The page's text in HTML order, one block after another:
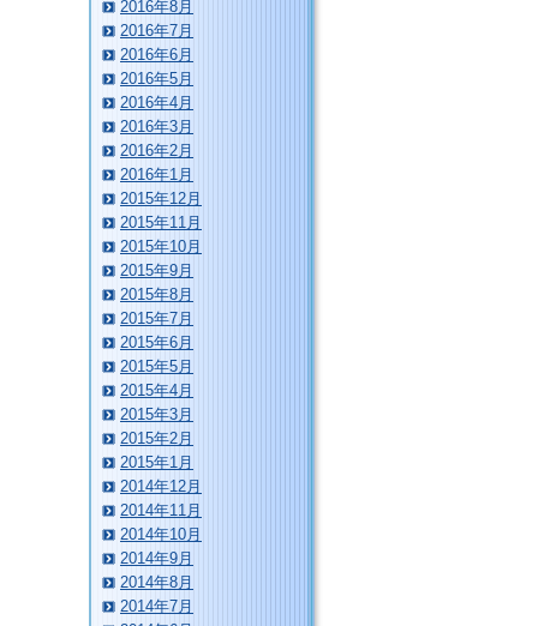
2016年8月
2016年7月
2016年6月
2016年5月
2016年4月
2016年3月
2016年2月
2016年1月
2015年12月
2015年11月
2015年10月
2015年9月
2015年8月
2015年7月
2015年6月
2015年5月
2015年4月
2015年3月
2015年2月
2015年1月
2014年12月
2014年11月
2014年10月
2014年9月
2014年8月
2014年7月